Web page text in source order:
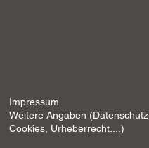
Impressum
Weitere Angaben (Datenschutz,
Cookies, Urheberrecht....)